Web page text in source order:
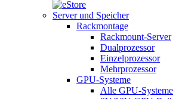
Server und Speicher
Rackmontage
Rackmount-Server
Dualprozessor
Einzelprozessor
Mehrprozessor
GPU-Systeme
Alle GPU-Systeme